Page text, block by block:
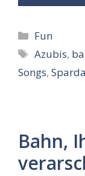
Kategorien
Fun
Azubis,
Songs, Sparda
Bahn,